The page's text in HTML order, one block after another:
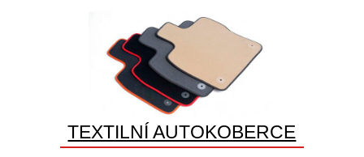
TEXTILNÍ AUTOKOBERCE